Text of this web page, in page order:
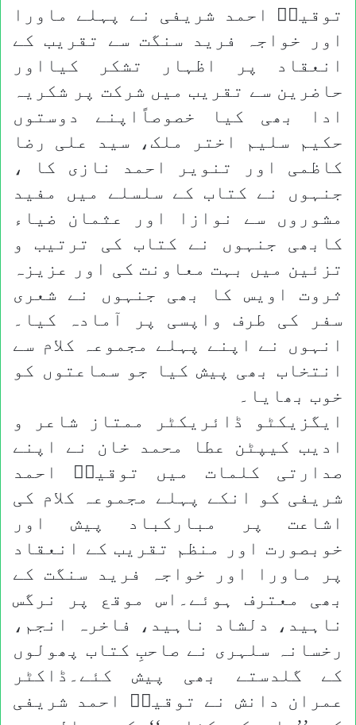
توقیرؔ احمد شریفی نے پہلے ماورا
اور خواجہ فرید سنگت سے تقریب کے
انعقاد پر اظہار تشکر کیااور
حاضرین سے تقریب میں شرکت پر شکریہ
ادا بھی کیا خصوصاًاپنے دوستوں
حکیم سلیم اختر ملک، سید علی رضا
کاظمی اور تنویر احمد نازی کا ،
جنہوں نے کتاب کے سلسلے میں مفید
مشوروں سے نوازا اور عثمان ضیاء
کابھی جنہوں نے کتاب کی ترتیب و
تزئین میں بہت معاونت کی اور عزیزہ
ثروت اویس کا بھی جنہوں نے شعری
سفر کی طرف واپسی پر آمادہ کیا۔
انہوں نے اپنے پہلے مجموعہ کلام سے
انتخاب بھی پیش کیا جو سماعتوں کو
خوب بھایا۔
ایگزیکٹو ڈائریکٹر ممتاز شاعر و
ادیب کیپٹن عطا محمد خان نے اپنے
صدارتی کلمات میں توقیرؔ احمد
شریفی کو انکے پہلے مجموعہ کلام کی
اشاعت پر مبارکباد پیش اور
خوبصورت اور منظم تقریب کے انعقاد
پر ماورا اور خواجہ فرید سنگت کے
بھی معترف ہوئے۔اس موقع پر نرگس
ناہید، دلشاد ناہید، فاخرہ انجم،
رخسانہ سلہری نے صاحبِ کتاب پھولوں
کے گلدستے بھی پیش کئے۔ڈاکٹر
عمران دانش نے توقیرؔ احمد شریفی